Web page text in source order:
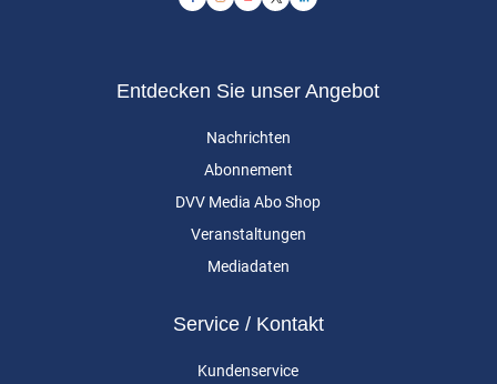
Entdecken Sie unser Angebot
Nachrichten
Abonnement
DVV Media Abo Shop
Veranstaltungen
Mediadaten
Service / Kontakt
Kundenservice